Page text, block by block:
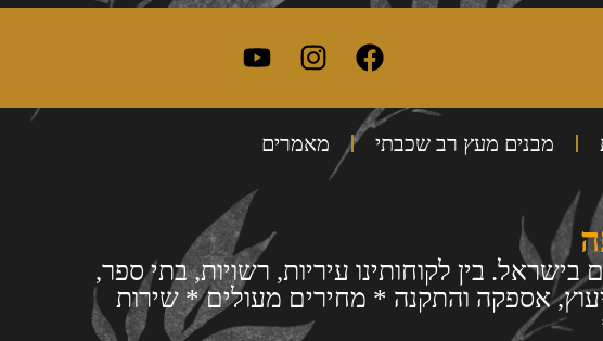
מבנים מעץ רב שכבתי מאמרים
בין לקוחותינו עיריות, רשויות, בתי ספר,
אספקה והתקנה * מחירים מעולים * שירות